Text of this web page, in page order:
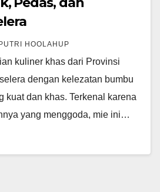
PUTRI HOOLAHUP
kuliner khas dari Provinsi
dengan kelezatan bumbu
kuat dan khas. Terkenal karena
yang menggoda, mie ini…